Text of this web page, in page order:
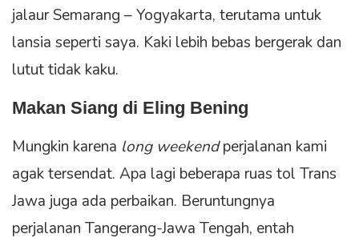
jalaur Semarang – Yogyakarta, terutama untuk
lansia seperti saya. Kaki lebih bebas bergerak dan
lutut tidak kaku.
Makan Siang di Eling Bening
Mungkin karena long weekendperjalanan kami
agak tersendat. Apa lagi beberapa ruas tol Trans
Jawa juga ada perbaikan. Beruntungnya
perjalanan Tangerang-Jawa Tengah, entah